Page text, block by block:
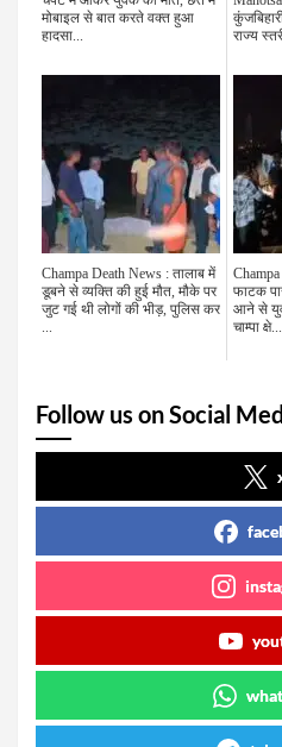
मोबाइल से बात करते वक्त हुआ
हादसा...
राज्य
Champa Death News : तालाब में
डूबने से व्यक्ति की हुई मौत, मौके पर
जुट गई थी लोगों की भीड़, पुलिस कर
...
फाटक
आने से
चाम्पा क्षे...
Follow us on Social